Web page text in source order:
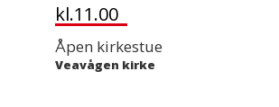
kl.11.00
Åpen kirkestue
Veavågen kirke